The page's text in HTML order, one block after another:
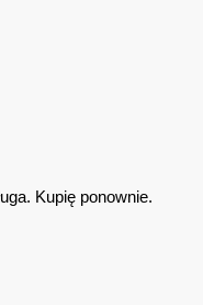
Kupię ponownie.